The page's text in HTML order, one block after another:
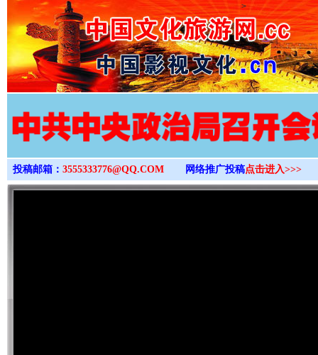
>
投稿邮箱： 3555333776@QQ.COM 网络推广投稿点击进入>>>